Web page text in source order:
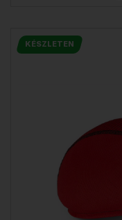
KÉSZLETEN